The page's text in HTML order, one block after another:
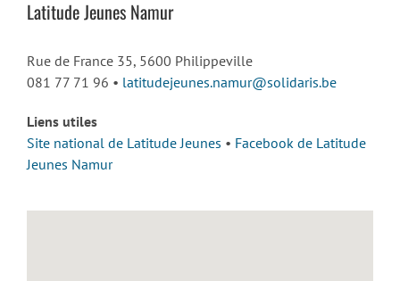
Latitude Jeunes Namur
Rue de France 35, 5600 Philippeville
081 77 71 96 • latitudejeunes.namur@solidaris.be
Liens utiles
Site national de Latitude Jeunes • Facebook de Latitude
Jeunes Namur